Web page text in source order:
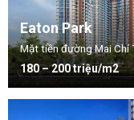
Eaton Park
180 – 200 triệu/m2